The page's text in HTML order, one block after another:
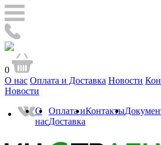
0
О нас Оплата и Доставка Новости
Новости
О
нас
Оплата и
Доставка
Контакты